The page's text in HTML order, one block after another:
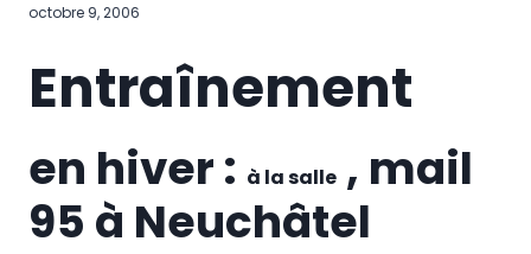
octobre 9, 2006
Entraînement
en hiver : à la salle , mail
95 à Neuchâtel